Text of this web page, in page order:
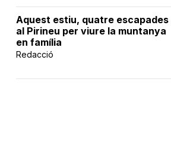
Aquest estiu, quatre escapades
al Pirineu per viure la muntanya
en família
Redacció